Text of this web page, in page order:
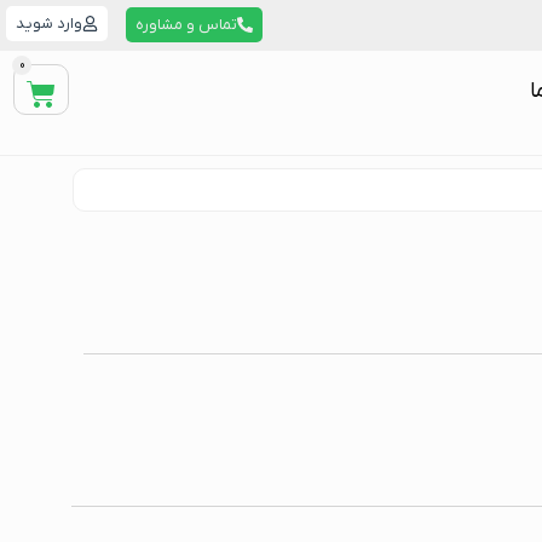
تماس و مشاوره وارد شوید
0